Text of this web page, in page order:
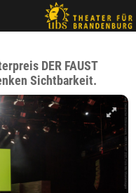
DER FAUST
Sichtbarkeit.